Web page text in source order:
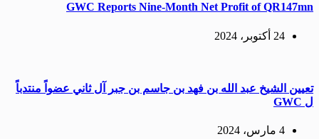
GWC Reports Nine-Month Net Profit of QR147mn
24 أكتوبر، 2024
تعيين الشيخ عبد الله بن فهد بن جاسم بن جبر آل ثاني عضواً منتدباً
ل GWC
4 مارس، 2024